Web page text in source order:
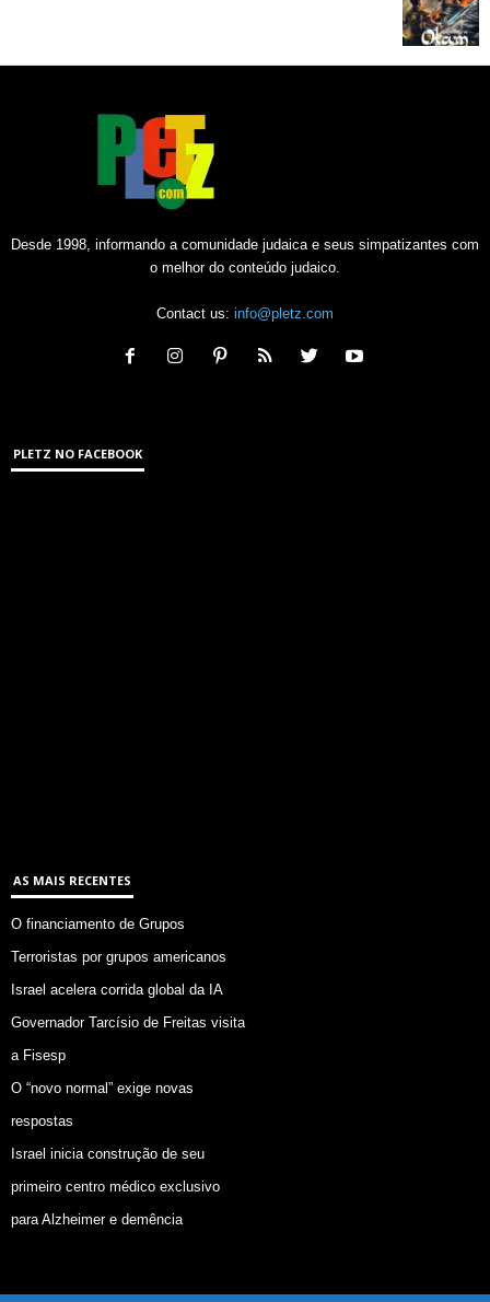
Desde 1998, informando a comunidade judaica e seus simpatizantes com
o melhor do conteúdo judaico.
Contact us: info@pletz.com
PLETZ NO FACEBOOK
AS MAIS RECENTES
O financiamento de Grupos
Terroristas por grupos americanos
Israel acelera corrida global da IA
Governador Tarcísio de Freitas visita
a Fisesp
O “novo normal” exige novas
respostas
Israel inicia construção de seu
primeiro centro médico exclusivo
para Alzheimer e demência